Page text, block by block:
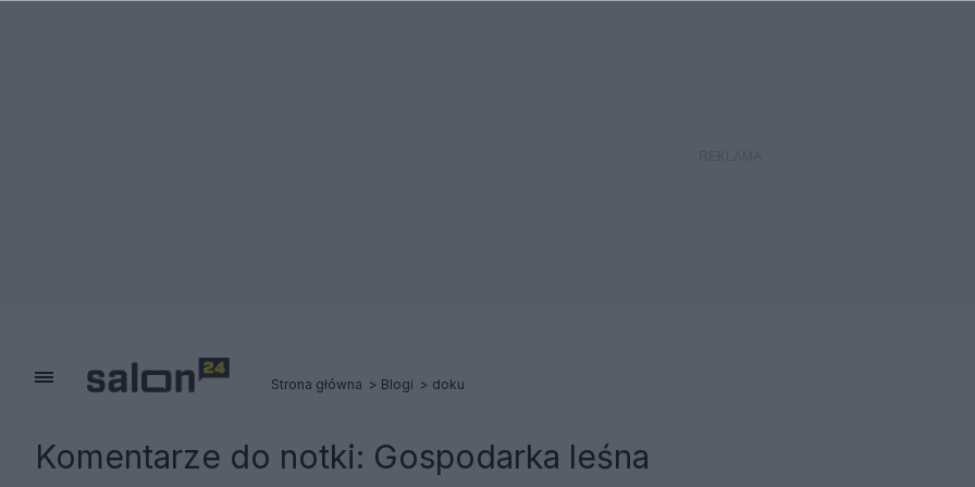
Strona główna Blogi doku
Komentarze do notki: Gospodarka leśna